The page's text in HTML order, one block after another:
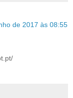
de 2017 às 08:55